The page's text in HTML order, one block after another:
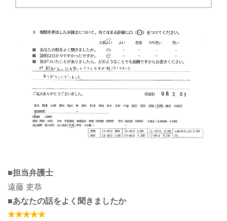
■担当弁護士
遠藤 吏恭
■あなたの話をよく聞きましたか